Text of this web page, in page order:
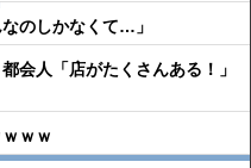
のしかなくて…」
会人「店がたくさんある！」
ｗｗ